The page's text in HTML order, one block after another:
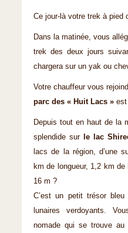
Ce jour-là votre trek à pied
Dans la matinée, vous
trek des deux jours
chargera sur un yak ou
Votre chauffeur vous
parc des « Huit Lacs » est
Depuis tout en haut de la
splendide sur
le lac
lacs de la région, d’une
km de longueur, 1,2 km de
16 m ?
C’est un petit trésor
lunaires verdoyants.
nomade qui se trouve